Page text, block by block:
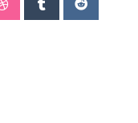
StumbleUpon
TumblrReddit